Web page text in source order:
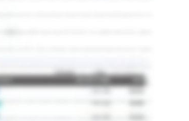
Todas las facturas, si estás en Verifactum, se generan como borrador. Hay que entrar y hacer la acción de
recargos de equivalencia, aquí vamos a poder modificar independientemente por clientes todos los datos, un
que tiene el cliente. Se pueden añadir todos los contactos que se quiera. Una vez que están hechas las